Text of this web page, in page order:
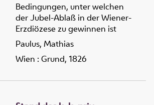
Bedingungen, unter welchen
der Jubel-Ablaß in der Wiener-
Erzdiözese zu gewinnen ist
Paulus, Mathias
Wien : Grund, 1826